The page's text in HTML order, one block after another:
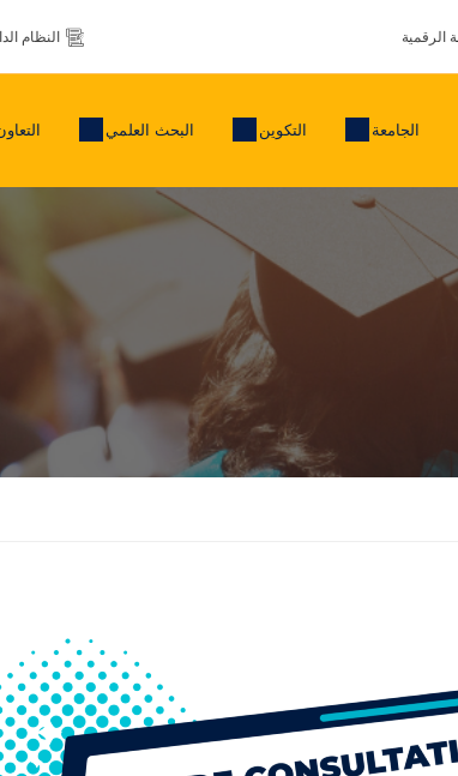
الرقمية النظام
الجامعة التكوين البحث العلمي